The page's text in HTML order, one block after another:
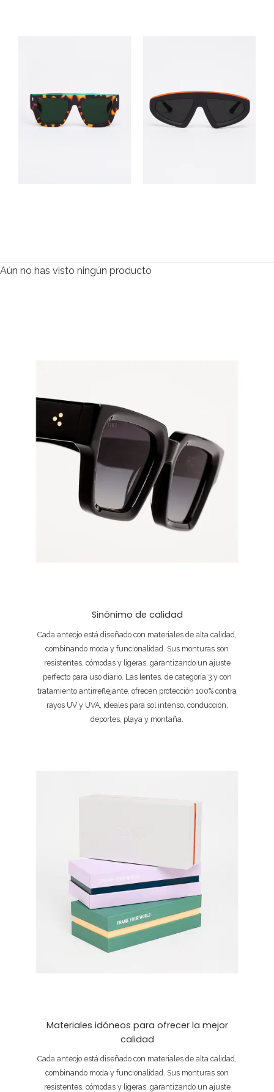
Aún no has visto ningún producto
Sinónimo de calidad
Cada anteojo está diseñado con materiales de alta calidad,
combinando moda y funcionalidad. Sus monturas son
resistentes, cómodas y ligeras, garantizando un ajuste
perfecto para uso diario. Las lentes, de categoría 3 y con
tratamiento antirreflejante, ofrecen protección 100% contra
rayos UV y UVA, ideales para sol intenso, conducción,
deportes, playa y montaña.
Materiales idóneos para ofrecer la mejor
calidad
Cada anteojo está diseñado con materiales de alta calidad,
combinando moda y funcionalidad. Sus monturas son
resistentes, cómodas y ligeras, garantizando un ajuste